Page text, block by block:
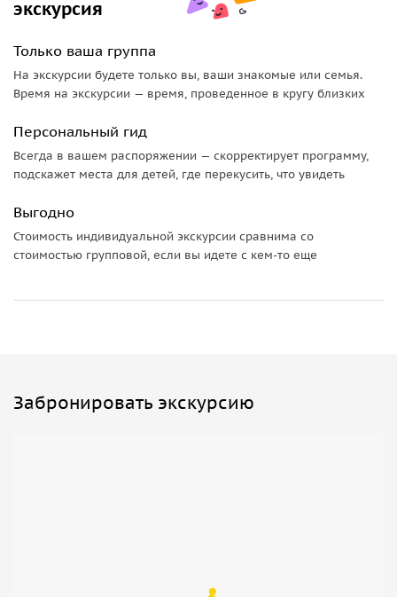
салона.
экскурсия
Только ваша группа
На экскурсии будете только вы, ваши знакомые или семья.
Время на экскурсии — время, проведенное в кругу близких
Персональный гид
Всегда в вашем распоряжении — скорректирует программу,
подскажет места для детей, где перекусить, что увидеть
Выгодно
Стоимость индивидуальной экскурсии сравнима со
стоимостью групповой, если вы идете с кем-то еще
Забронировать экскурсию